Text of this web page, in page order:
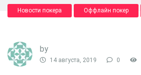
Новости покера Оффлайн покер
by
14 августа, 2019 0